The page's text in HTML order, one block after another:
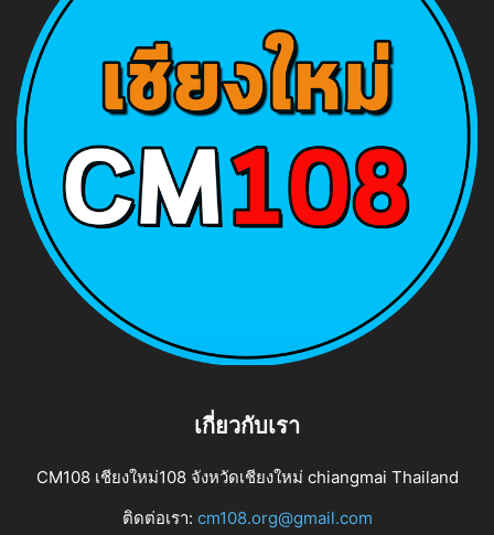
เกี่ยวกับเรา
CM108 เชียงใหม่108 จังหวัดเชียงใหม่ chiangmai Thailand
ติดต่อเรา: cm108.org@gmail.com